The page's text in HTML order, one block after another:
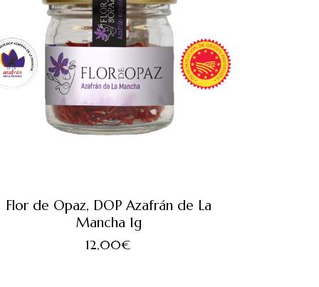
Flor de Opaz, DOP Azafrán de La
Mancha 1g
12,00€